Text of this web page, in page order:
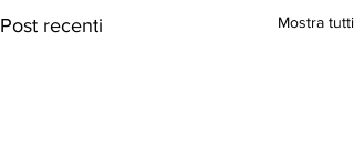
Post recenti Mostra tutti